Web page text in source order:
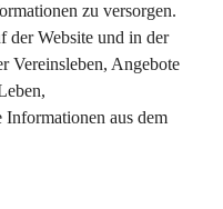
zu versorgen.
der Website und in der
Vereinsleben, Angebote
Informationen aus dem